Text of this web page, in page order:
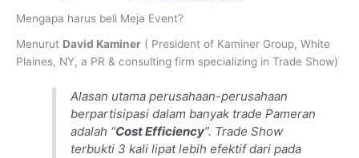
Mengapa harus beli Meja Event?
Menurut David Kaminer ( President of Kaminer Group, White
Plaines, NY, a PR & consulting firm specializing in Trade Show)
Alasan utama perusahaan-perusahaan
berpartisipasi dalam banyak trade Pameran
adalah “Cost Efficiency”. Trade Show
terbukti 3 kali lipat lebih efektif dari pada